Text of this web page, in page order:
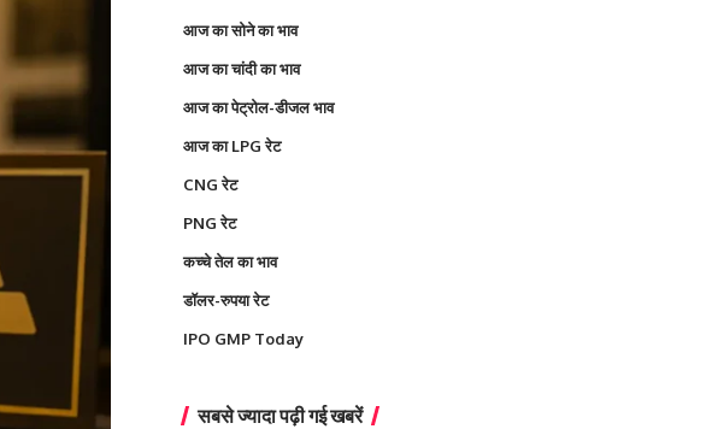
आज का सोने का भाव
आज का चांदी का भाव
आज का पेट्रोल-डीजल भाव
आज का LPG रेट
CNG रेट
PNG रेट
कच्चे तेल का भाव
डॉलर-रुपया रेट
IPO GMP Today
सबसे ज्यादा पढ़ी गई खबरें